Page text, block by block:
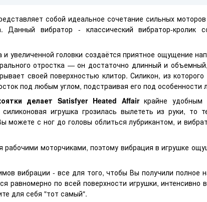
собой идеальное сочетание сильных моторов
Данный вибратор - классический вибратор-кролик
и увеличенной головки создаётся приятное ощущение
отростка — он достаточно длинный и
своей поверхностью клитор. Силикон, из которого
под любым углом, подстраивая его под особенности
делает Satisfyer Heated Аffairкрайне удобным
игрушка грозилась вылететь из руки, то
можете с ног до головы облиться лубрикантом, и
рабочими моторчиками, поэтому вибрация в игрушке
вибрации - все для того, чтобы Вы получили полное
равномерно по всей поверхности игрушки, интенсивно
для себя "тот самый".